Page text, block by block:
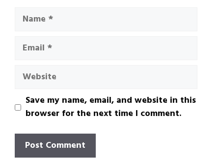
Name
Email
Website
Save my name, email, and website in this
browser for the next time I comment.